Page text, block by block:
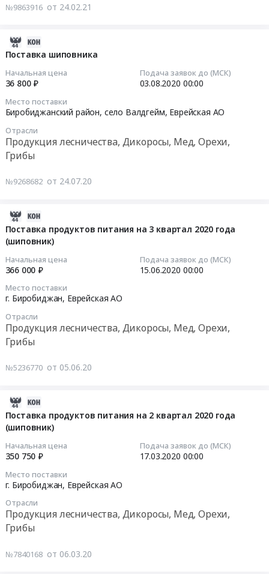
№9863916 от 24.02.21
Поставка шиповника
Начальная цена
36 800 ₽
Подача заявок до (МСК)
03.08.2020 00:00
Место поставки
Биробиджанский район, село Валдгейм, Еврейская АО
Отрасли
Продукция лесничества, Дикоросы, Мед, Орехи,
Грибы
№9268682 от 24.07.20
Поставка продуктов питания на 3 квартал 2020 года
(шиповник)
Начальная цена
366 000 ₽
Подача заявок до (МСК)
15.06.2020 00:00
Место поставки
г. Биробиджан, Еврейская АО
Отрасли
Продукция лесничества, Дикоросы, Мед, Орехи,
Грибы
№5236770 от 05.06.20
Поставка продуктов питания на 2 квартал 2020 года
(шиповник)
Начальная цена
350 750 ₽
Подача заявок до (МСК)
17.03.2020 00:00
Место поставки
г. Биробиджан, Еврейская АО
Отрасли
Продукция лесничества, Дикоросы, Мед, Орехи,
Грибы
№7840168 от 06.03.20